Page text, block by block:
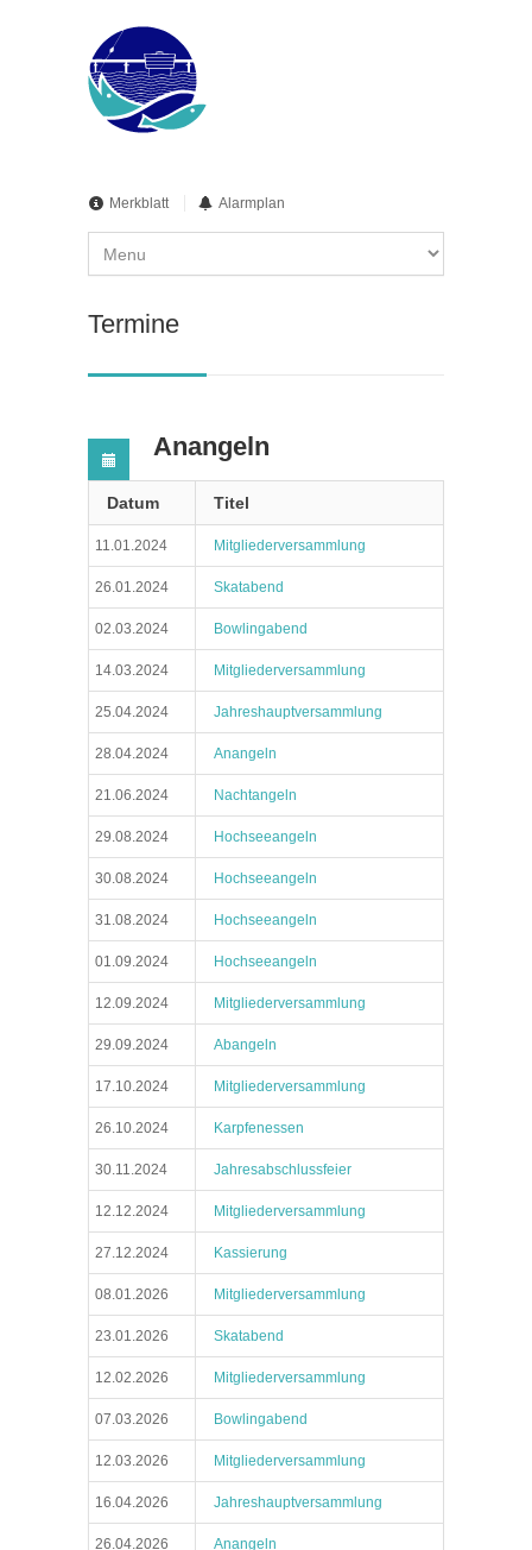
Merkblatt Alarmplan
Termine
Anangeln
Datum Titel
11.01.2024 Mitgliederversammlung
26.01.2024 Skatabend
02.03.2024 Bowlingabend
14.03.2024 Mitgliederversammlung
25.04.2024 Jahreshauptversammlung
28.04.2024 Anangeln
21.06.2024 Nachtangeln
29.08.2024 Hochseeangeln
30.08.2024 Hochseeangeln
31.08.2024 Hochseeangeln
01.09.2024 Hochseeangeln
12.09.2024 Mitgliederversammlung
29.09.2024 Abangeln
17.10.2024 Mitgliederversammlung
26.10.2024 Karpfenessen
30.11.2024 Jahresabschlussfeier
12.12.2024 Mitgliederversammlung
27.12.2024 Kassierung
08.01.2026 Mitgliederversammlung
23.01.2026 Skatabend
12.02.2026 Mitgliederversammlung
07.03.2026 Bowlingabend
12.03.2026 Mitgliederversammlung
16.04.2026 Jahreshauptversammlung
26.04.2026 Anangeln